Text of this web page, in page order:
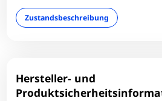
Infrarotkamera: Nein
Interner Kartenleser: Ja
Optischer Zustand: B
optisches Laufwerk: Nein
Zustandsbeschreibung
Hersteller- und